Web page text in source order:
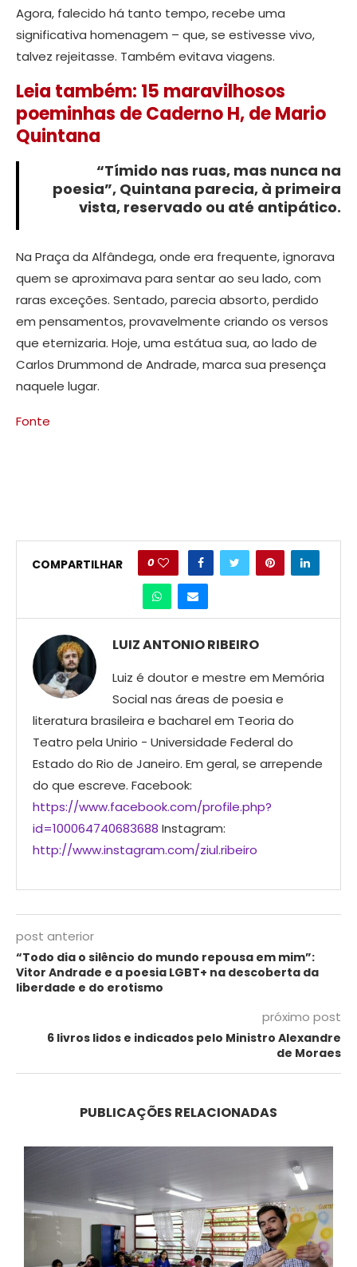
Agora, falecido há tanto tempo, recebe uma
significativa homenagem – que, se estivesse vivo,
talvez rejeitasse. Também evitava viagens.
Leia também: 15 maravilhosos
poeminhas de Caderno H, de Mario
Quintana
“Tímido nas ruas, mas nunca na
poesia”, Quintana parecia, à primeira
vista, reservado ou até antipático.
Na Praça da Alfândega, onde era frequente, ignorava
quem se aproximava para sentar ao seu lado, com
raras exceções. Sentado, parecia absorto, perdido
em pensamentos, provavelmente criando os versos
que eternizaria. Hoje, uma estátua sua, ao lado de
Carlos Drummond de Andrade, marca sua presença
naquele lugar.
Fonte
COMPARTILHAR 0
LUIZ ANTONIO RIBEIRO
Luiz é doutor e mestre em Memória
Social nas áreas de poesia e
literatura brasileira e bacharel em Teoria do
Teatro pela Unirio - Universidade Federal do
Estado do Rio de Janeiro. Em geral, se arrepende
do que escreve. Facebook:
https://www.facebook.com/profile.php?
id=100064740683688 Instagram:
http://www.instagram.com/ziul.ribeiro
post anterior
“Todo dia o silêncio do mundo repousa em mim”:
Vitor Andrade e a poesia LGBT+ na descoberta da
liberdade e do erotismo
próximo post
6 livros lidos e indicados pelo Ministro Alexandre
de Moraes
PUBLICAÇÕES RELACIONADAS